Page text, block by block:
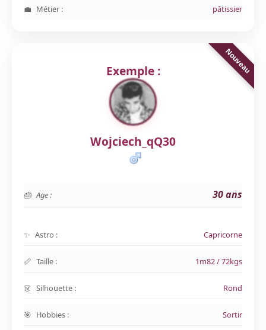
Métier : pâtissier
Exemple :
Wojciech_qQ30
Age : 30 ans
Astro : Capricorne
Taille : 1m82 / 72kgs
Silhouette : Rond
Hobbies : Sortir